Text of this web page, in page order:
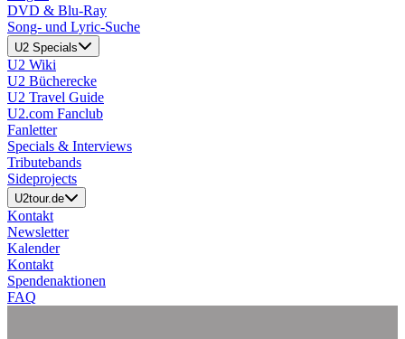
DVD & Blu-Ray
Song- und Lyric-Suche
U2 Specials
U2 Wiki
U2 Bücherecke
U2 Travel Guide
U2.com Fanclub
Fanletter
Specials & Interviews
Tributebands
Sideprojects
U2tour.de
Kontakt
Newsletter
Kalender
Kontakt
Spendenaktionen
FAQ